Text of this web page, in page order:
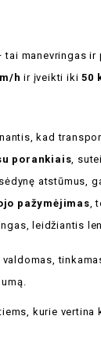
tai manevringas
h ir įveikti iki50
kad
porankiais,
atstūmus,
pažymėjimas,
leidžiantis
valdomas,
kurie